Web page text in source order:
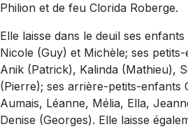
Philion et de feu Clorida Roberge.
Elle laisse dans le deuil ses
Nicole (Guy) et Michèle; ses
Anik (Patrick), Kalinda (Mathieu),
(Pierre); ses arrière-petits-enfants
Aumais, Léanne, Mélia, Ella,
Denise (Georges). Elle laisse